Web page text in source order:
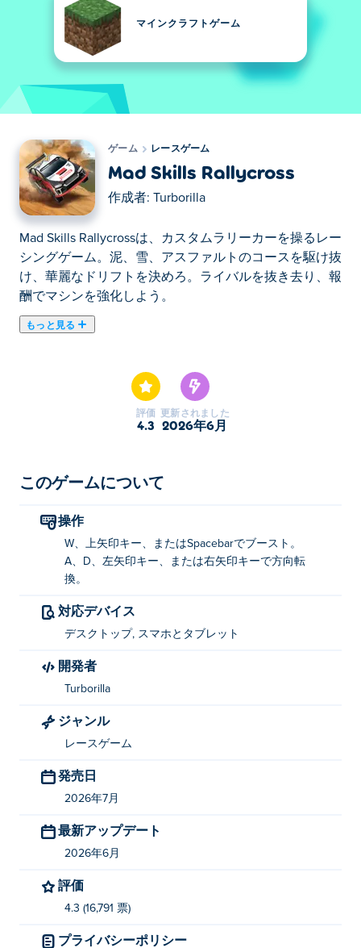
マインクラフトゲーム
ゲーム レースゲーム
Mad Skills Rallycross
作成者: Turborilla
Mad Skills Rallycrossは、カスタムラリーカーを操るレー
シングゲーム。泥、雪、アスファルトのコースを駆け抜
け、華麗なドリフトを決めろ。ライバルを抜き去り、報
酬でマシンを強化しよう。
もっと見る
ードレーシングゲームです。レースに勝利して報酬を獲
得し、ギアをアップグレードしてパフォーマンスを向上
させ、様々なマシンをアンロックしてカスタマイズやパ
ヤを焦がし、ラリークロスシーンを制覇する準備はでき
Mad Skills Rallycross の遊び方
ブースト: Wまたは上矢印キーまたはスペースバ
ー
左または右に回転: A/D または左右の矢印キー
た。他のゲームもぜひプレイしてみてください。 Poki
Mad Skills Motocross 2
Mad Skills Rallycross を無料でプレイするには
どうすればいいですか?
Poki では Mad Skills Rallycross を無料でプレイできま
Mad Skills Rallycross はモバイル デバイスとデ
スクトップでプレイできますか?
Mad Skills Rallycross は、コンピューター、携帯電話、
評価
4.3
更新されました
2026年6月
このゲームについて
操作
W、上矢印キー、またはSpacebarでブースト。
A、D、左矢印キー、または右矢印キーで方向転
換。
対応デバイス
デスクトップ, スマホとタブレット
開発者
Turborilla
ジャンル
レースゲーム
発売日
2026年7月
最新アップデート
2026年6月
評価
4.3 (16,791 票)
プライバシーポリシー